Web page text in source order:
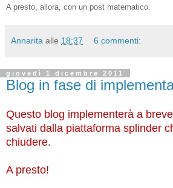
A presto, allora, con un post matematico.
Annarita alle 18:37 6 commenti:
giovedì 1 dicembre 2011
Blog in fase di
Questo blog implementerà a
salvati dalla piattaforma splinder
chiudere.
A presto!